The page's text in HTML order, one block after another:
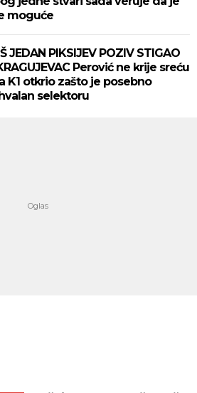
moguće
JEDAN PIKSIJEV POZIV STIGAO
Perović ne krije sreću
K1 otkrio zašto je posebno
selektoru